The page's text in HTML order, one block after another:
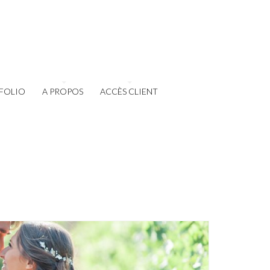
A PROPOS ACCÈS CLIENT